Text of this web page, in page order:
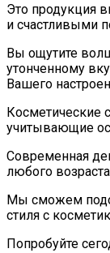
Это продукция
и счастливыми
Вы ощутите
утонченному
Вашего
Косметические
учитывающие
Современная
любого возраста
Мы сможем
стиля с
Попробуйте